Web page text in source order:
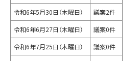
令和6年5月30日（木曜日）​​​​​
議案2件
令和6年6月27日（木曜日）
議案0件
令和6年7月25日（木曜日）
議案0件